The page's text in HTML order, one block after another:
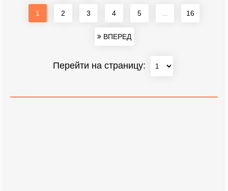
1 2 3 4 5 16
ВПЕРЕД
Перейти на страницу: